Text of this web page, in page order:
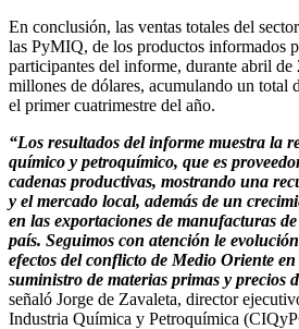
En conclusión, las ventas totales del
las PyMIQ, de los productos informados
participantes del informe, durante abril
millones de dólares, acumulando un total
el primer cuatrimestre del año.
“Los resultados del informe muestra la
químico y petroquímico, que es
cadenas productivas, mostrando una
y el mercado local, además de un
en las exportaciones de manufacturas
país. Seguimos con atención le
efectos del conflicto de Medio Oriente
suministro de materias primas y precios
señaló Jorge de Zavaleta, director
Industria Química y Petroquímica